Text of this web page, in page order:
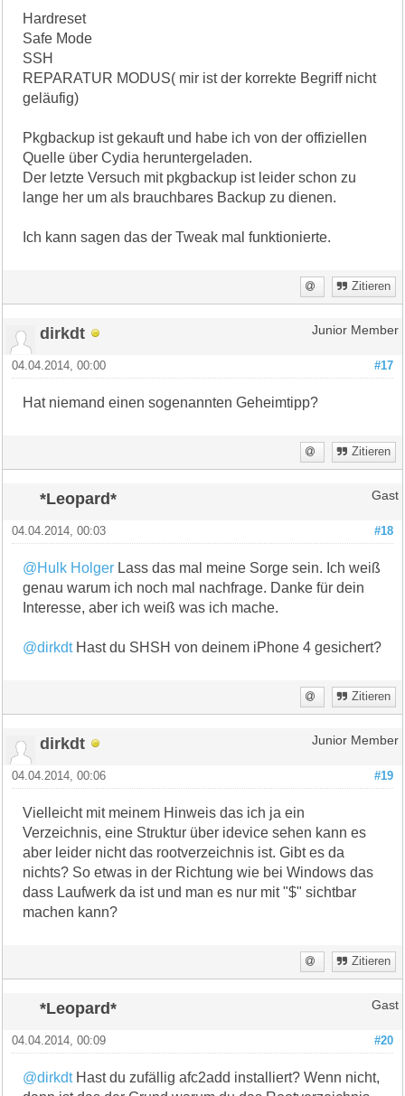
Hardreset
Safe Mode
SSH
REPARATUR MODUS( mir ist der korrekte Begriff nicht
geläufig)
Pkgbackup ist gekauft und habe ich von der offiziellen
Quelle über Cydia heruntergeladen.
Der letzte Versuch mit pkgbackup ist leider schon zu
lange her um als brauchbares Backup zu dienen.
Ich kann sagen das der Tweak mal funktionierte.
Zitieren
dirkdt Junior Member
#17
04.04.2014, 00:00
Hat niemand einen sogenannten Geheimtipp?
Zitieren
*Leopard* Gast
#18
04.04.2014, 00:03
@Hulk Holger Lass das mal meine Sorge sein. Ich weiß
genau warum ich noch mal nachfrage. Danke für dein
Interesse, aber ich weiß was ich mache.
@dirkdtHast du SHSH von deinem iPhone 4 gesichert?
Zitieren
dirkdt Junior Member
#19
04.04.2014, 00:06
Vielleicht mit meinem Hinweis das ich ja ein
Verzeichnis, eine Struktur über idevice sehen kann es
aber leider nicht das rootverzeichnis ist. Gibt es da
nichts? So etwas in der Richtung wie bei Windows das
dass Laufwerk da ist und man es nur mit "$" sichtbar
machen kann?
Zitieren
*Leopard* Gast
#20
04.04.2014, 00:09
@dirkdtHast du zufällig afc2add installiert? Wenn nicht,